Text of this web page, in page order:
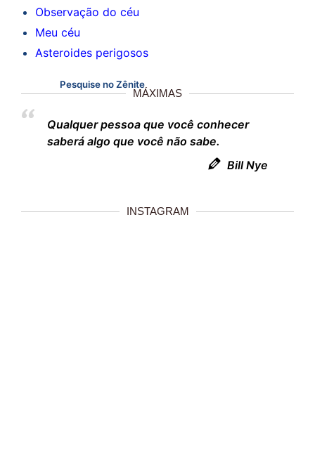
Observação do céu
Meu céu
Asteroides perigosos
Pesquise no Zênite
MÁXIMAS
Qualquer pessoa que você conhecer
saberá algo que você não sabe.
Bill Nye
INSTAGRAM